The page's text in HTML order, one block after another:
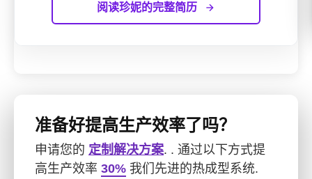
阅读珍妮的完整简历
准备好提高生产效率了吗？
申请您的 定制解决方案. . 通过以下方式提
高生产效率 30% 我们先进的热成型系统.